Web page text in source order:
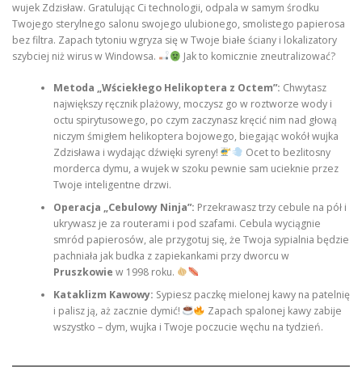
wujek Zdzisław. Gratulując Ci technologii, odpala w samym środku
Twojego sterylnego salonu swojego ulubionego, smolistego papierosa
bez filtra. Zapach tytoniu wgryza się w Twoje białe ściany i lokalizatory
szybciej niż wirus w Windowsa.
Jak to komicznie zneutralizować?
Metoda „Wściekłego Helikoptera z Octem”: Chwytasz
największy ręcznik plażowy, moczysz go w roztworze wody i
octu spirytusowego, po czym zaczynasz kręcić nim nad głową
niczym śmigłem helikoptera bojowego, biegając wokół wujka
Zdzisława i wydając dźwięki syreny!
Ocet to bezlitosny
morderca dymu, a wujek w szoku pewnie sam ucieknie przez
Twoje inteligentne drzwi.
Operacja „Cebulowy Ninja”: Przekrawasz trzy cebule na pół i
ukrywasz je za routerami i pod szafami. Cebula wyciągnie
smród papierosów, ale przygotuj się, że Twoja sypialnia będzie
pachniała jak budka z zapiekankami przy dworcu w
Pruszkowie w 1998 roku.
Kataklizm Kawowy: Sypiesz paczkę mielonej kawy na patelnię
i palisz ją, aż zacznie dymić!
Zapach spalonej kawy zabije
wszystko – dym, wujka i Twoje poczucie węchu na tydzień.